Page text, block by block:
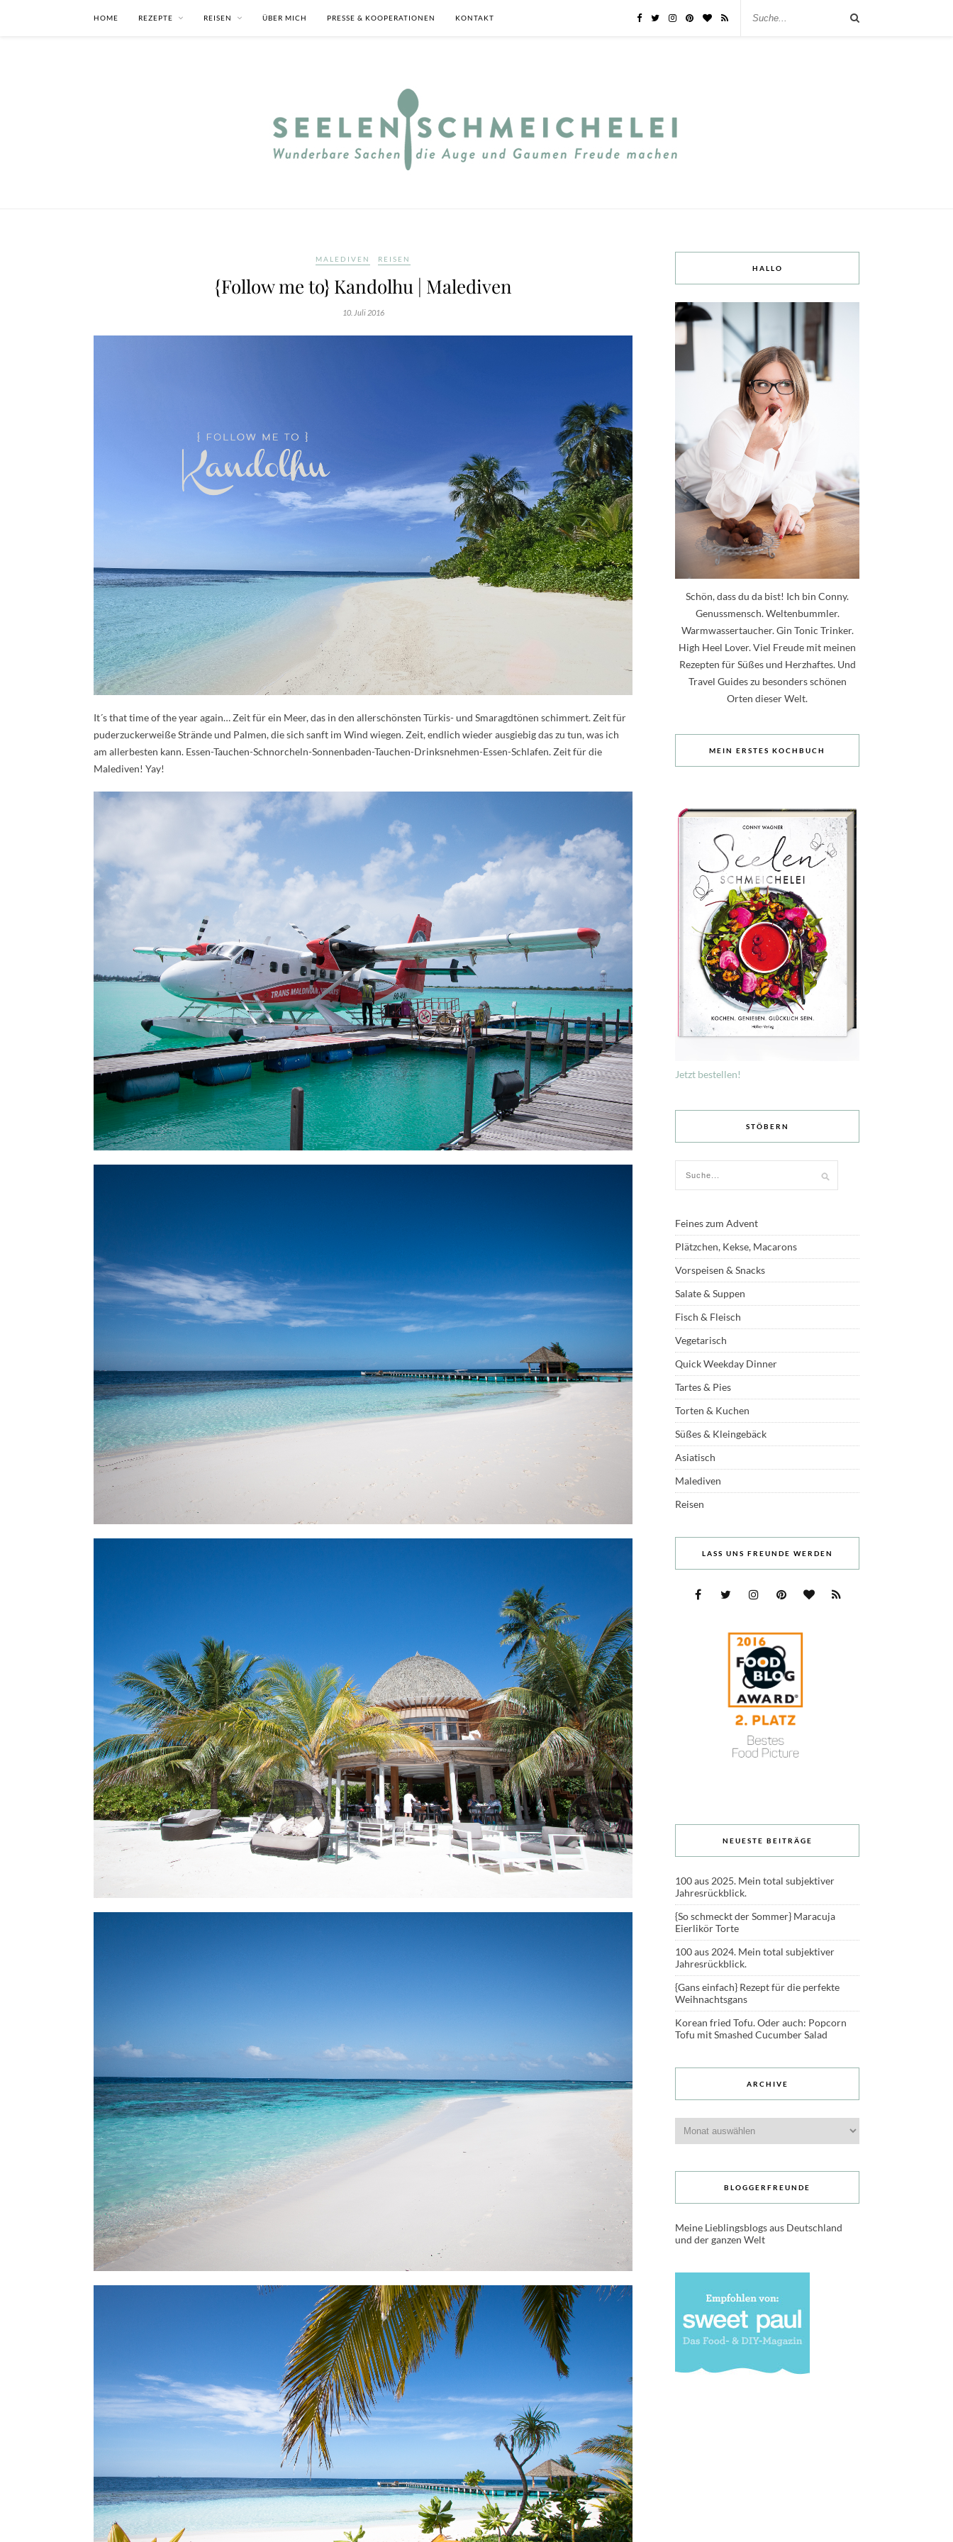
HOME REZEPTE REISEN ÜBER MICH PRESSE & KOOPERATIONEN KONTAKT
MALEDIVEN REISEN
{Follow me to} Kandolhu | Malediven
10. Juli 2016
It´s that time of the year again… Zeit für ein Meer, das in den allerschönsten Türkis- und Smaragdtönen schimmert. Zeit für
puderzuckerweiße Strände und Palmen, die sich sanft im Wind wiegen. Zeit, endlich wieder ausgiebig das zu tun, was ich
am allerbesten kann. Essen-Tauchen-Schnorcheln-Sonnenbaden-Tauchen-Drinksnehmen-Essen-Schlafen. Zeit für die
Malediven! Yay!
HALLO
Schön, dass du da bist! Ich bin Conny.
Genussmensch. Weltenbummler.
Warmwassertaucher. Gin Tonic Trinker.
High Heel Lover. Viel Freude mit meinen
Rezepten für Süßes und Herzhaftes. Und
Travel Guides zu besonders schönen
Orten dieser Welt.
MEIN ERSTES KOCHBUCH
Jetzt bestellen!
STÖBERN
Feines zum Advent
Plätzchen, Kekse, Macarons
Vorspeisen & Snacks
Salate & Suppen
Fisch & Fleisch
Vegetarisch
Quick Weekday Dinner
Tartes & Pies
Torten & Kuchen
Süßes & Kleingebäck
Asiatisch
Malediven
Reisen
LASS UNS FREUNDE WERDEN
NEUESTE BEITRÄGE
100 aus 2025. Mein total subjektiver
Jahresrückblick.
{So schmeckt der Sommer} Maracuja
Eierlikör Torte
100 aus 2024. Mein total subjektiver
Jahresrückblick.
{Gans einfach} Rezept für die perfekte
Weihnachtsgans
Korean fried Tofu. Oder auch: Popcorn
Tofu mit Smashed Cucumber Salad
ARCHIVE
BLOGGERFREUNDE
Meine Lieblingsblogs aus Deutschland
und der ganzen Welt